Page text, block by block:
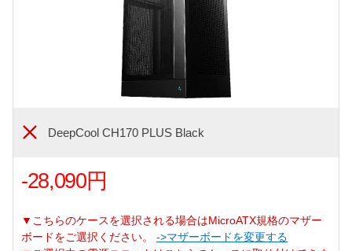
DeepCool CH170 PLUS Black
-28,090円
▼こちらのケースを選択される場合はMicroATX規格のマザー
ボードをご選択ください。 ->マザーボードを変更する